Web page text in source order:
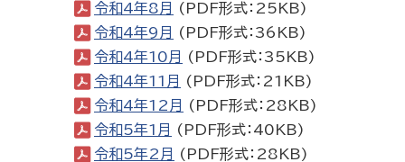
令和4年8月
(PDF形式：25KB)
令和4年9月
(PDF形式：36KB)
令和4年10月
(PDF形式：35KB)
令和4年11月
(PDF形式：21KB)
令和4年12月
(PDF形式：28KB)
令和5年1月
(PDF形式：40KB)
令和5年2月
(PDF形式：28KB)